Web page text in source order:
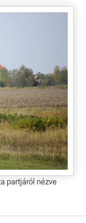
partjáról nézve